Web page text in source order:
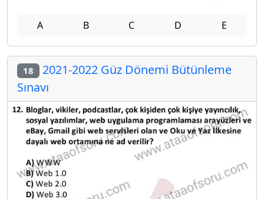
A B C D E
18 2021-2022 Güz Dönemi Bütünleme
Sınavı